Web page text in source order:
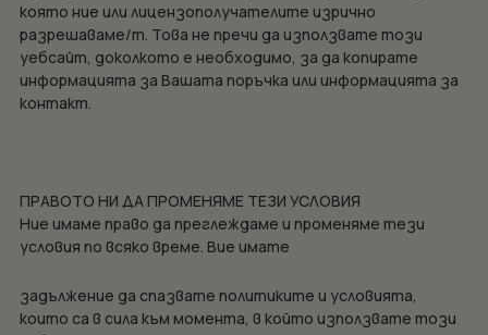
която ние или лицензополучателите изрично
разрешаваме/т. Това не пречи да използвате този
уебсайт, доколкото е необходимо, за да копирате
информацията за Вашата поръчка или информацията за
контакт.
ПРАВОТО НИ ДА ПРОМЕНЯМЕ ТЕЗИ УСЛОВИЯ
Ние имаме право да преглеждаме и променяме тези
условия по всяко време. Вие имате
задължение да спазвате политиките и условията,
които са в сила към момента, в който използвате този